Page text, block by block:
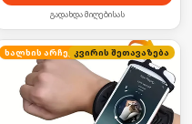
გადახდა მიღებისას
ხალხის არჩევანი
კვირის შეთავაზება